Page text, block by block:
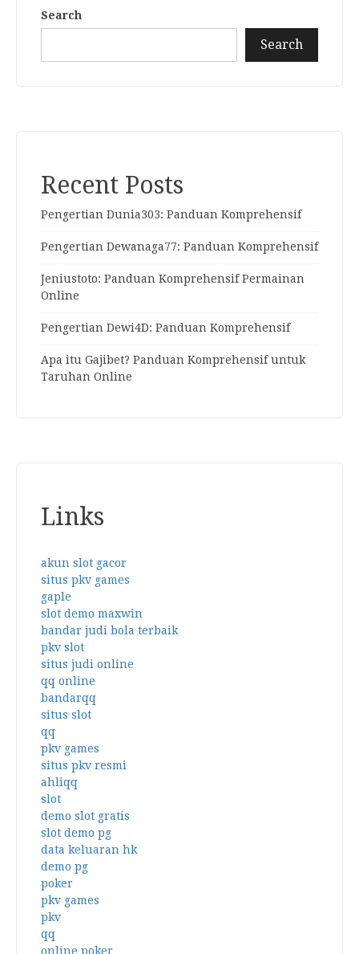
Search
Search
Recent Posts
Pengertian Dunia303: Panduan Komprehensif
Pengertian Dewanaga77: Panduan Komprehensif
Jeniustoto: Panduan Komprehensif Permainan
Online
Pengertian Dewi4D: Panduan Komprehensif
Apa itu Gajibet? Panduan Komprehensif untuk
Taruhan Online
Links
akun slot gacor
situs pkv games
gaple
slot demo maxwin
bandar judi bola terbaik
pkv slot
situs judi online
qq online
bandarqq
situs slot
qq
pkv games
situs pkv resmi
ahliqq
slot
demo slot gratis
slot demo pg
data keluaran hk
demo pg
poker
pkv games
pkv
qq
online poker